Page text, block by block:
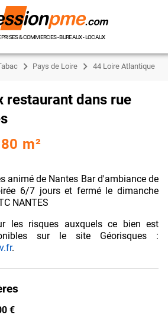
& COMMERCES - BUREAUX - LOCAUX
Pays de Loire 44 Loire Atlantique
restaurant dans rue
m²
animé de Nantes Bar d'ambiance de
6/7 jours et fermé le dimanche
NANTES
les risques auxquels ce bien est
sur le site Géorisques :
.
€